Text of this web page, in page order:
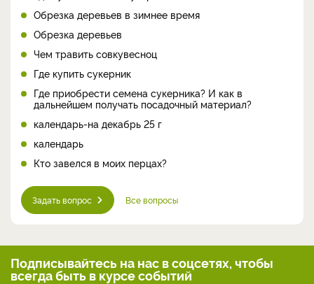
Обрезка деревьев в зимнее время
Обрезка деревьев
Чем травить совкувесноц
Где купить сукерник
Где приобрести семена сукерника? И как в
дальнейшем получать посадочный материал?
календарь-на декабрь 25 г
календарь
Кто завелся в моих перцах?
Задать вопрос Все вопросы
Подписывайтесь на нас в соцсетях, чтобы
всегдабыть в курсе событий